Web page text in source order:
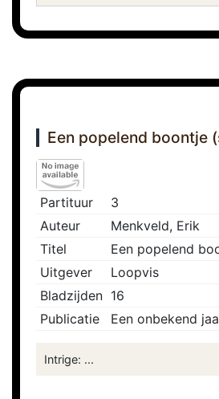
Een popelend boontje
Partituur
3
Auteur
Menkveld, Erik
Titel
Een popelend
Uitgever
Loopvis
Bladzijden 16
Publicatie
Een onbekend
Intrige: ...